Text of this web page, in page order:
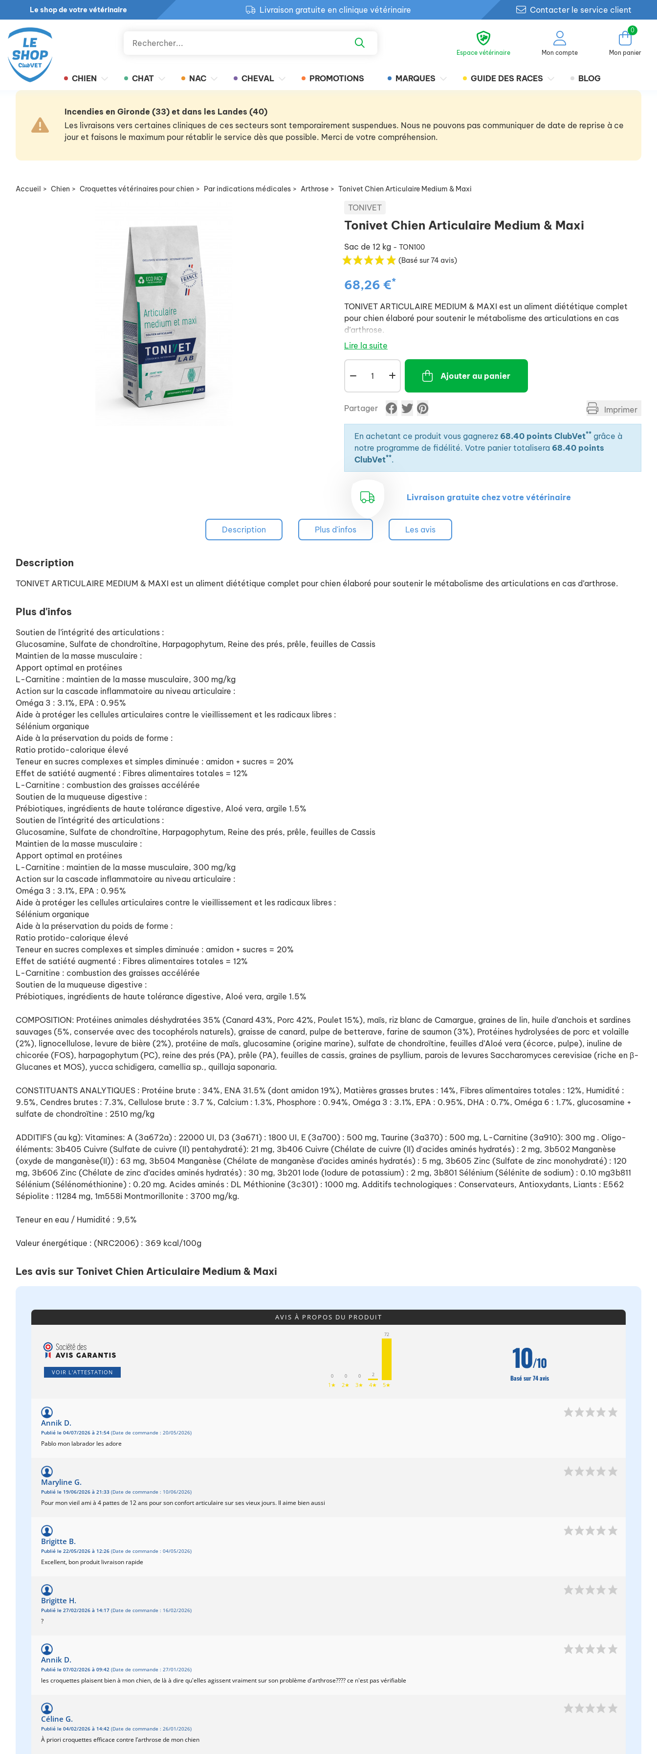
Le shop de votre vétérinaire
Livraison gratuite en clinique vétérinaire
Retour produit gratuit en clinique
Contacter le service client
Espace vétérinaire Mon compte
0
Mon panier
CHIEN CHAT NAC CHEVAL PROMOTIONS MARQUES GUIDE DES RACES BLOG
Incendies en Gironde (33) et dans les Landes (40)
Les livraisons vers certaines cliniques de ces secteurs sont temporairement suspendues. Nous ne pouvons pas communiquer de date de reprise à ce
jour et faisons le maximum pour rétablir le service dès que possible. Merci de votre compréhension.
Accueil > Chien > Croquettes vétérinaires pour chien > Par indications médicales > Arthrose > Tonivet Chien Articulaire Medium & Maxi
TONIVET
Tonivet Chien Articulaire Medium & Maxi
Sac de 12 kg - TON100
(Basé sur 74 avis)
68,26 €*
TONIVET ARTICULAIRE MEDIUM & MAXI est un aliment diététique complet
pour chien élaboré pour soutenir le métabolisme des articulations en cas
d’arthrose.
Lire la suite
Ajouter au panier
Partager Imprimer
En achetant ce produit vous gagnerez 68.40 points ClubVet** grâce à
notre programme de fidélité. Votre panier totalisera 68.40 points
ClubVet**.
Livraison gratuite chez votre vétérinaire
Description Plus d'infos Les avis
Description
TONIVET ARTICULAIRE MEDIUM & MAXI est un aliment diététique complet pour chien élaboré pour soutenir le métabolisme des articulations en cas d’arthrose.
Plus d'infos
Soutien de l’intégrité des articulations :
Glucosamine, Sulfate de chondroïtine, Harpagophytum, Reine des prés, prêle, feuilles de Cassis
Maintien de la masse musculaire :
Apport optimal en protéines
L-Carnitine : maintien de la masse musculaire, 300 mg/kg
Action sur la cascade inflammatoire au niveau articulaire :
Oméga 3 : 3.1%, EPA : 0.95%
Aide à protéger les cellules articulaires contre le vieillissement et les radicaux libres :
Sélénium organique
Aide à la préservation du poids de forme :
Ratio protido-calorique élevé
Teneur en sucres complexes et simples diminuée : amidon + sucres = 20%
Effet de satiété augmenté : Fibres alimentaires totales = 12%
L-Carnitine : combustion des graisses accélérée
Soutien de la muqueuse digestive :
Prébiotiques, ingrédients de haute tolérance digestive, Aloé vera, argile 1.5%
Soutien de l’intégrité des articulations :
Glucosamine, Sulfate de chondroïtine, Harpagophytum, Reine des prés, prêle, feuilles de Cassis
Maintien de la masse musculaire :
Apport optimal en protéines
L-Carnitine : maintien de la masse musculaire, 300 mg/kg
Action sur la cascade inflammatoire au niveau articulaire :
Oméga 3 : 3.1%, EPA : 0.95%
Aide à protéger les cellules articulaires contre le vieillissement et les radicaux libres :
Sélénium organique
Aide à la préservation du poids de forme :
Ratio protido-calorique élevé
Teneur en sucres complexes et simples diminuée : amidon + sucres = 20%
Effet de satiété augmenté : Fibres alimentaires totales = 12%
L-Carnitine : combustion des graisses accélérée
Soutien de la muqueuse digestive :
Prébiotiques, ingrédients de haute tolérance digestive, Aloé vera, argile 1.5%
COMPOSITION: Protéines animales déshydratées 35% (Canard 43%, Porc 42%, Poulet 15%), maïs, riz blanc de Camargue, graines de lin, huile d’anchois et sardines
sauvages (5%, conservée avec des tocophérols naturels), graisse de canard, pulpe de betterave, farine de saumon (3%), Protéines hydrolysées de porc et volaille
(2%), lignocellulose, levure de bière (2%), protéine de maïs, glucosamine (origine marine), sulfate de chondroïtine, feuilles d’Aloé vera (écorce, pulpe), inuline de
chicorée (FOS), harpagophytum (PC), reine des prés (PA), prêle (PA), feuilles de cassis, graines de psyllium, parois de levures Saccharomyces cerevisiae (riche en β-
Glucanes et MOS), yucca schidigera, camellia sp., quillaja saponaria.
CONSTITUANTS ANALYTIQUES : Protéine brute : 34%, ENA 31.5% (dont amidon 19%), Matières grasses brutes : 14%, Fibres alimentaires totales : 12%, Humidité :
9.5%, Cendres brutes : 7.3%, Cellulose brute : 3.7 %, Calcium : 1.3%, Phosphore : 0.94%, Oméga 3 : 3.1%, EPA : 0.95%, DHA : 0.7%, Oméga 6 : 1.7%, glucosamine +
sulfate de chondroïtine : 2510 mg/kg
ADDITIFS (au kg): Vitamines: A (3a672a) : 22000 UI, D3 (3a671) : 1800 UI, E (3a700) : 500 mg, Taurine (3a370) : 500 mg, L-Carnitine (3a910): 300 mg . Oligo-
éléments: 3b405 Cuivre (Sulfate de cuivre (II) pentahydraté): 21 mg, 3b406 Cuivre (Chélate de cuivre (II) d'acides aminés hydratés) : 2 mg, 3b502 Manganèse
(oxyde de manganèse(II)) : 63 mg, 3b504 Manganèse (Chélate de manganèse d’acides aminés hydratés) : 5 mg, 3b605 Zinc (Sulfate de zinc monohydraté) : 120
mg, 3b606 Zinc (Chélate de zinc d’acides aminés hydratés) : 30 mg, 3b201 Iode (Iodure de potassium) : 2 mg, 3b801 Sélénium (Sélénite de sodium) : 0.10 mg3b811
Sélénium (Sélénométhionine) : 0.20 mg. Acides aminés : DL Méthionine (3c301) : 1000 mg. Additifs technologiques : Conservateurs, Antioxydants, Liants : E562
Sépiolite : 11284 mg, 1m558i Montmorillonite : 3700 mg/kg.
Teneur en eau / Humidité : 9,5%
Valeur énergétique : (NRC2006) : 369 kcal/100g
Les avis sur Tonivet Chien Articulaire Medium & Maxi
AVIS À PROPOS DU PRODUIT
VOIR L'ATTESTATION
0
1★
0
2★
0
3★
2
4★
72
5★
10/10
Basé sur 74 avis
Annik D.
Publié le 04/07/2026 à 21:54 (Date de commande : 20/05/2026)
Pablo mon labrador les adore
Maryline G.
Publié le 19/06/2026 à 21:33 (Date de commande : 10/06/2026)
Pour mon vieil ami à 4 pattes de 12 ans pour son confort articulaire sur ses vieux jours. Il aime bien aussi
Brigitte B.
Publié le 22/05/2026 à 12:26 (Date de commande : 04/05/2026)
Excellent, bon produit livraison rapide
Brigitte H.
Publié le 27/02/2026 à 14:17 (Date de commande : 16/02/2026)
?
Annik D.
Publié le 07/02/2026 à 09:42 (Date de commande : 27/01/2026)
les croquettes plaisent bien à mon chien, de là à dire qu'elles agissent vraiment sur son problème d'arthrose???? ce n'est pas vérifiable
Céline G.
Publié le 04/02/2026 à 14:42 (Date de commande : 26/01/2026)
À priori croquettes efficace contre l’arthrose de mon chien